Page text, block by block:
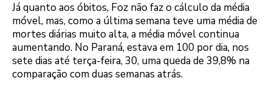
Já quanto aos óbitos, Foz não faz o cálculo da média
móvel, mas, como a última semana teve uma média de
mortes diárias muito alta, a média móvel continua
aumentando. No Paraná, estava em 100 por dia, nos
sete dias até terça-feira, 30, uma queda de 39,8% na
comparação com duas semanas atrás.